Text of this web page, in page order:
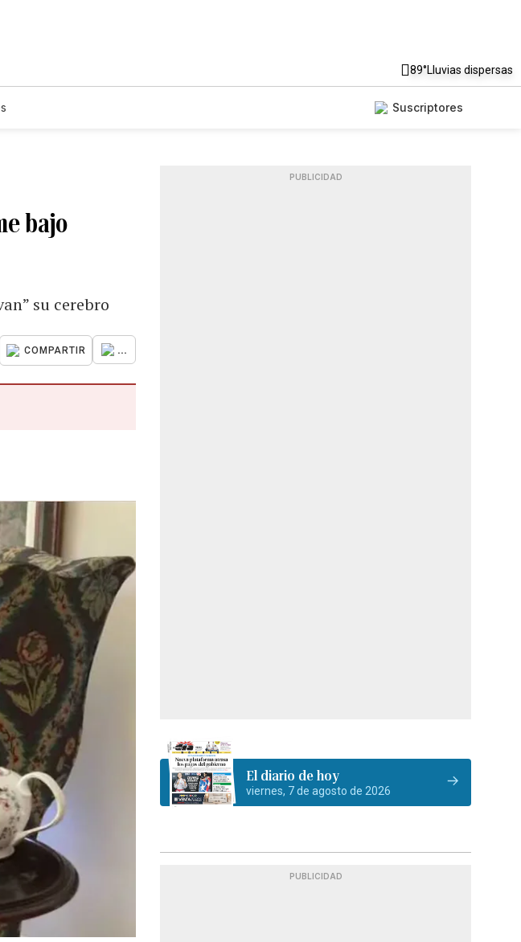
89°Lluvias dispersas
Suscriptores
bajo
su cerebro
COMPARTIR ...
PUBLICIDAD
El diario de hoy
viernes, 7 de agosto de 2026
PUBLICIDAD